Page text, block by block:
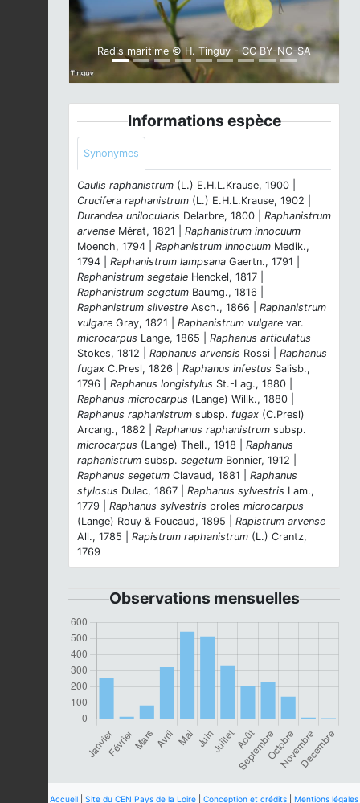
Radis maritime © H. Tinguy - CC BY-NC-SA
Informations espèce
Synonymes
Caulis raphanistrum (L.) E.H.L.Krause, 1900 |
Crucifera raphanistrum (L.) E.H.L.Krause, 1902 |
Durandea unilocularis Delarbre, 1800 | Raphanistrum
arvense Mérat, 1821 | Raphanistrum innocuum
Moench, 1794 | Raphanistrum innocuum Medik.,
1794 | Raphanistrum lampsana Gaertn., 1791 |
Raphanistrum segetale Henckel, 1817 |
Raphanistrum segetum Baumg., 1816 |
Raphanistrum silvestre Asch., 1866 | Raphanistrum
vulgare Gray, 1821 | Raphanistrum vulgare var.
microcarpus Lange, 1865 | Raphanus articulatus
Stokes, 1812 | Raphanus arvensis Rossi | Raphanus
fugax C.Presl, 1826 | Raphanus infestus Salisb.,
1796 | Raphanus longistylus St.-Lag., 1880 |
Raphanus microcarpus (Lange) Willk., 1880 |
Raphanus raphanistrum subsp. fugax (C.Presl)
Arcang., 1882 | Raphanus raphanistrum subsp.
microcarpus (Lange) Thell., 1918 | Raphanus
raphanistrum subsp. segetum Bonnier, 1912 |
Raphanus segetum Clavaud, 1881 | Raphanus
stylosus Dulac, 1867 | Raphanus sylvestris Lam.,
1779 | Raphanus sylvestris proles microcarpus
(Lange) Rouy & Foucaud, 1895 | Rapistrum arvense
All., 1785 | Rapistrum raphanistrum (L.) Crantz,
1769
Observations mensuelles
Accueil Site du CEN Pays de la Loire Conception et crédits Mentions légales